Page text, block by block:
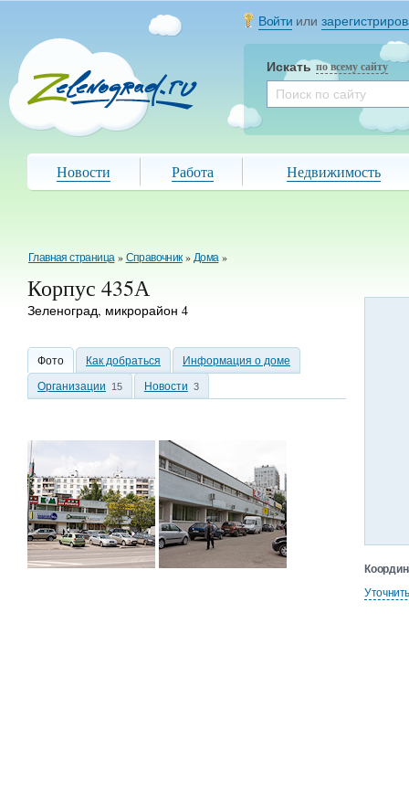
Войти или
Искать по всему сайту
Новости Работа Недвижимость
Главная страница »Справочник » Дома »
Корпус 435А
Зеленоград, микрорайон 4
Фото Как добраться
Информация о доме
Организации
15 Новости 3